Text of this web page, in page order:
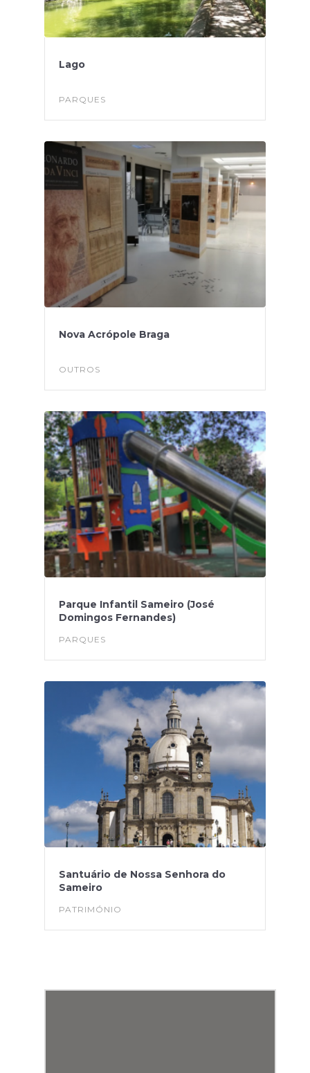
Lago
PARQUES
Nova Acrópole Braga
OUTROS
Parque Infantil Sameiro (José
Domingos Fernandes)
PARQUES
Santuário de Nossa Senhora do
Sameiro
PATRIMÓNIO